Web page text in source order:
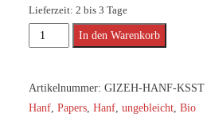
Lieferzeit: 2 bis 3 Tage
GIZEH
Gras
King
In den Warenkorb
Artikelnummer: GIZEH-HANF-KSST
Hanf, Papers, Hanf, ungebleicht, Bio